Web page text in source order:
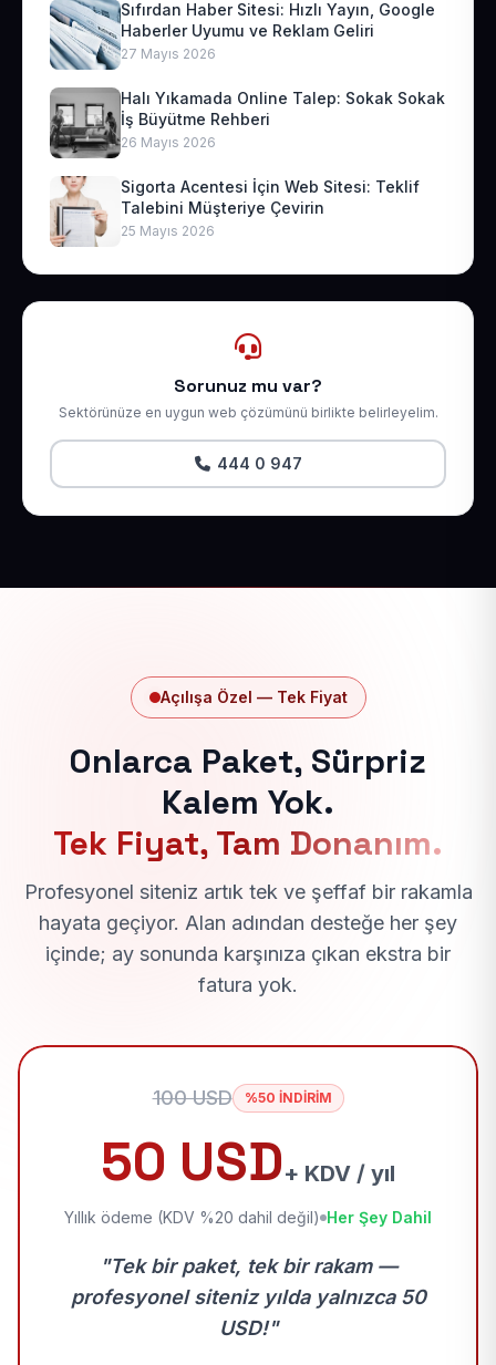
Sıfırdan Haber Sitesi: Hızlı Yayın, Google
Haberler Uyumu ve Reklam Geliri
27 Mayıs 2026
Halı Yıkamada Online Talep: Sokak Sokak
İş Büyütme Rehberi
26 Mayıs 2026
Sigorta Acentesi İçin Web Sitesi: Teklif
Talebini Müşteriye Çevirin
25 Mayıs 2026
Sorunuz mu var?
Sektörünüze en uygun web çözümünü birlikte belirleyelim.
444 0 947
Açılışa Özel — Tek Fiyat
Onlarca Paket, Sürpriz
Kalem Yok.
Tek Fiyat, Tam Donanım.
Profesyonel siteniz artık tek ve şeffaf bir rakamla
hayata geçiyor. Alan adından desteğe her şey
içinde; ay sonunda karşınıza çıkan ekstra bir
fatura yok.
100 USD %50 İNDİRİM
50 USD+ KDV / yıl
Yıllık ödeme (KDV %20 dahil değil) Her Şey Dahil
"Tek bir paket, tek bir rakam —
profesyonel siteniz yılda yalnızca 50
USD!"